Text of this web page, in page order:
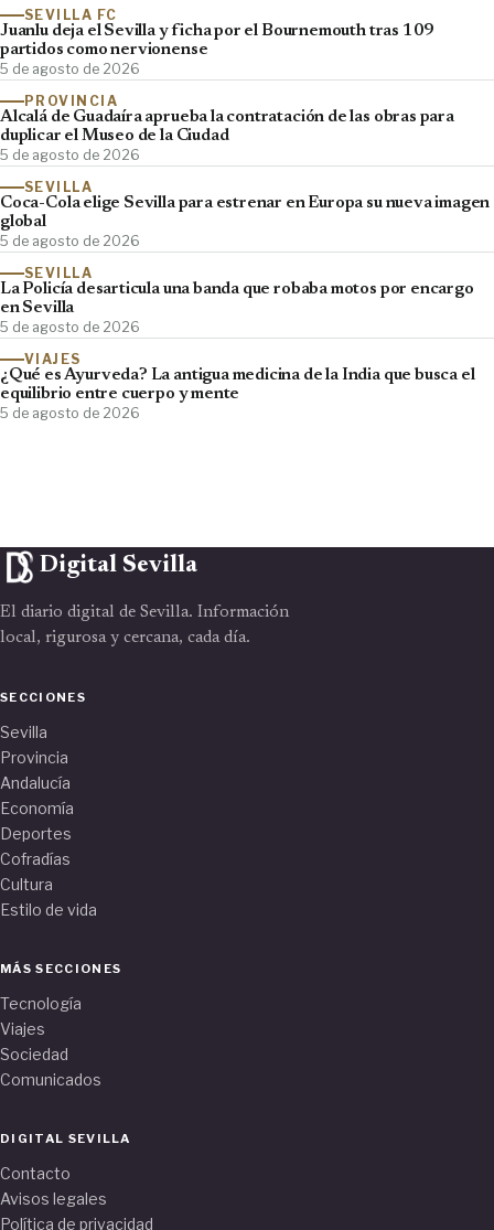
SEVILLA FC
Juanlu deja el Sevilla y ficha por el Bournemouth tras 109
partidos como nervionense
5 de agosto de 2026
PROVINCIA
Alcalá de Guadaíra aprueba la contratación de las obras para
duplicar el Museo de la Ciudad
5 de agosto de 2026
SEVILLA
Coca-Cola elige Sevilla para estrenar en Europa su nueva imagen
global
5 de agosto de 2026
SEVILLA
La Policía desarticula una banda que robaba motos por encargo
en Sevilla
5 de agosto de 2026
VIAJES
¿Qué es Ayurveda? La antigua medicina de la India que busca el
equilibrio entre cuerpo y mente
5 de agosto de 2026
Digital Sevilla
El diario digital de Sevilla. Información
local, rigurosa y cercana, cada día.
SECCIONES
Sevilla
Provincia
Andalucía
Economía
Deportes
Cofradías
Cultura
Estilo de vida
MÁS SECCIONES
Tecnología
Viajes
Sociedad
Comunicados
DIGITAL SEVILLA
Contacto
Avisos legales
Política de privacidad